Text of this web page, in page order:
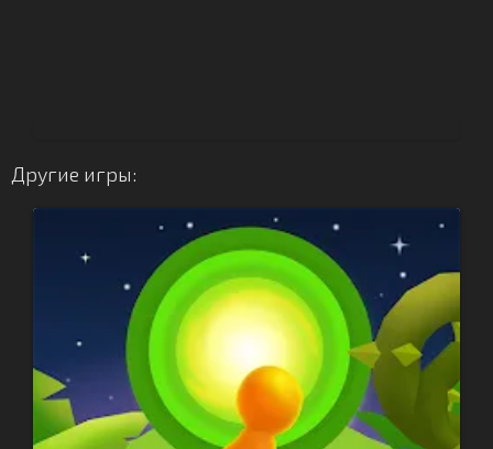
Другие игры: